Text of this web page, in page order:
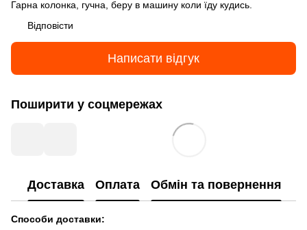
Гарна колонка, гучна, беру в машину коли їду кудись.
Відповісти
Написати відгук
Поширити у соцмережах
Доставка Оплата Обмін та повернення
Способи доставки: